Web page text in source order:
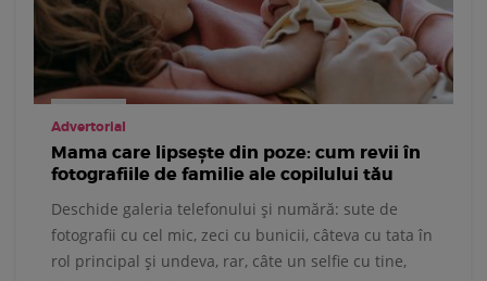
Advertorial
Mama care lipsește din poze: cum revii în
fotografiile de familie ale copilului tău
Deschide galeria telefonului și numără: sute de
fotografii cu cel mic, zeci cu bunicii, câteva cu tata în
rol principal și undeva, rar, câte un selfie cu tine,